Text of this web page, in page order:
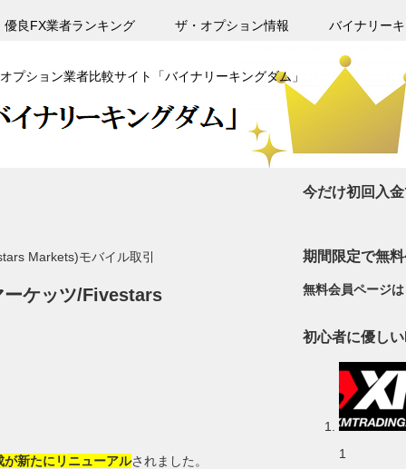
優良FX業者ランキング ザ・オプション情報 バイナリー
プション業者比較サイト「バイナリーキングダム」
Markets)モバイル取引
ーケッツ/Fivestars
新たにリニューアルされました。
今だけ初回入
期間限定で無料
無料会員ページ
初心者に優し
1